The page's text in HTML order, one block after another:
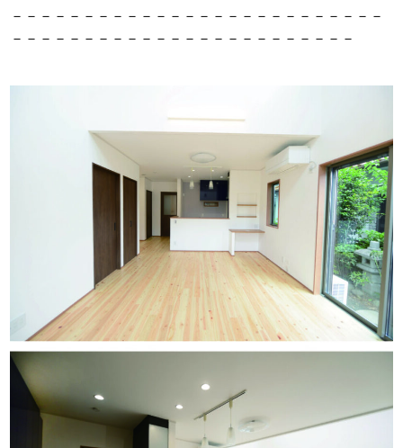
－－－－－－－－－－－－－－－－－－－－－－－－－－
－－－－－－－－－－－－－－－－－－－－－－－－